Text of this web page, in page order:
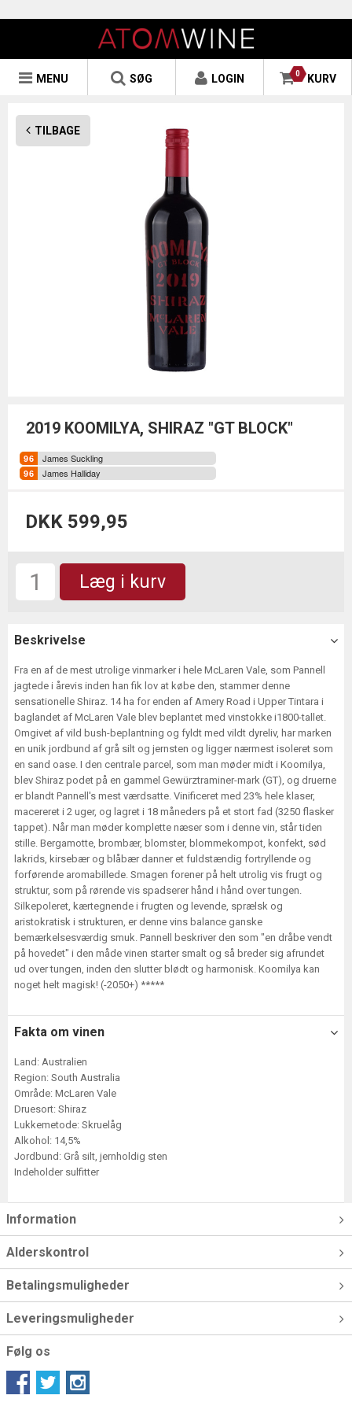
0 KURV
LOGIN
SØG
MENU
TILBAGE
2019 KOOMILYA, SHIRAZ "GT BLOCK"
James Suckling
James Halliday
DKK 599,95
Læg i kurv
Beskrivelse
Fra en af de mest utrolige vinmarker i hele McLaren Vale, som Pannell
jagtede i årevis inden han fik lov at købe den, stammer denne
sensationelle Shiraz. 14 ha for enden af Amery Road i Upper Tintara i
baglandet af McLaren Vale blev beplantet med vinstokke i1800-tallet.
Omgivet af vild bush-beplantning og fyldt med vildt dyreliv, har marken
en unik jordbund af grå silt og jernsten og ligger nærmest isoleret som
en sand oase. I den centrale parcel, som man møder midt i Koomilya,
blev Shiraz podet på en gammel Gewürztraminer-mark (GT), og druerne
er blandt Pannell's mest værdsatte. Vinificeret med 23% hele klaser,
macereret i 2 uger, og lagret i 18 måneders på et stort fad (3250 flasker
tappet). Når man møder komplette næser som i denne vin, står tiden
stille. Bergamotte, brombær, blomster, blommekompot, konfekt, sød
lakrids, kirsebær og blåbær danner et fuldstændig fortryllende og
forførende aromabillede. Smagen forener på helt utrolig vis frugt og
struktur, som på rørende vis spadserer hånd i hånd over tungen.
Silkepoleret, kærtegnende i frugten og levende, sprælsk og
aristokratisk i strukturen, er denne vins balance ganske
bemærkelsesværdig smuk. Pannell beskriver den som "en dråbe vendt
på hovedet" i den måde vinen starter smalt og så breder sig afrundet
ud over tungen, inden den slutter blødt og harmonisk. Koomilya kan
noget helt magisk! (-2050+) *****
Fakta om vinen
Land: Australien
Region: South Australia
Område: McLaren Vale
Druesort: Shiraz
Lukkemetode: Skruelåg
Alkohol: 14,5%
Jordbund: Grå silt, jernholdig sten
Indeholder sulfitter
Information
Alderskontrol
Betalingsmuligheder
Leveringsmuligheder
Følg os